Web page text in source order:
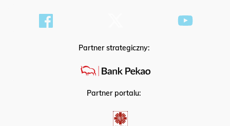
Partner strategiczny:
Partner portalu: